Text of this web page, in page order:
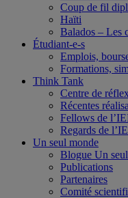
Coup de fil
Haïti
Balados – Les
Étudiant-e-s
Emplois,
Formations,
Think Tank
Centre de
Récentes
Fellows de
Regards de
Un seul monde
Blogue Un
Publications
Partenaires
Comité